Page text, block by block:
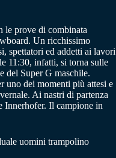
le prove di combinata
Un ricchissimo
spettatori ed addetti ai lavori
11:30, infatti, si torna sulle
del Super G maschile.
uno dei momenti più attesi e
Ai nastri di partenza
Innerhofer. Il campione in
uomini trampolino